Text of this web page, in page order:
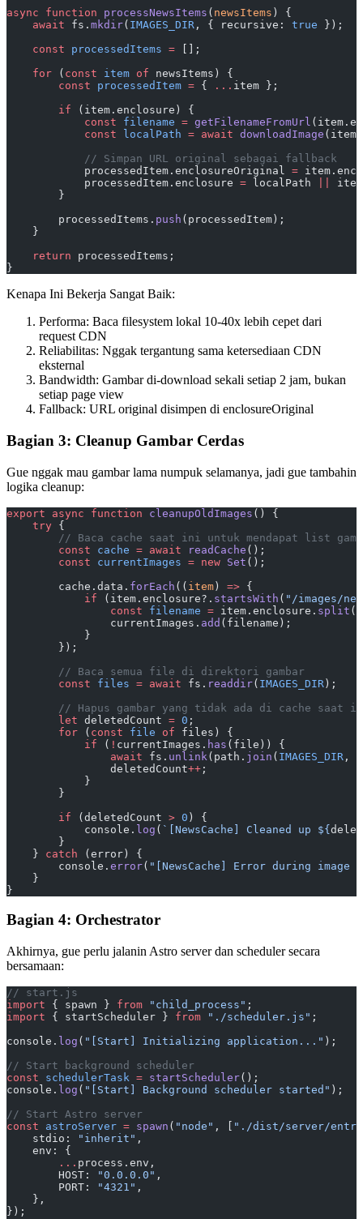
async function processNewsItems ( newsItems ) {
    await
fs. mkdir( IMAGES_DIR , { recursive: true });
    const
processedItems = [];
    for
( const item of newsItems) {
        const
processedItem = { ... item };
        if
(item.enclosure) {
            const
filename = getFilenameFromUrl
            const
localPath = await downloadImage
            // Simpan URL original sebagai fallback
            processedItem.enclosureOriginal
=
            processedItem.enclosure
= localPath
        }
        processedItems.
push (processedItem);
    }
    return
processedItems;
}
Kenapa Ini Bekerja Sangat Baik:
Performa: Baca filesystem lokal 10-40x lebih cepet dari
request CDN
Reliabilitas: Nggak tergantung sama ketersediaan CDN
eksternal
Bandwidth: Gambar di-download sekali setiap 2 jam, bukan
setiap page view
Fallback: URL original disimpen di enclosureOriginal
Bagian 3: Cleanup Gambar Cerdas
Gue nggak mau gambar lama numpuk selamanya, jadi gue tambahin
logika cleanup:
export async function cleanupOldImages () {
    try
{
// Baca cache saat ini untuk mendapat list
        const
cache = await readCache ();
        const
currentImages = new Set ();
        cache.data.
forEach (( item ) => {
            if
(item.enclosure?. startsWith ( "/images/
                const
filename = item.enclosure. split (
                currentImages.
add (filename);
            }
        });
        // Baca semua file di direktori gambar
        const
files = await fs. readdir( IMAGES_DIR );
// Hapus gambar yang tidak ada di cache saat
        let
deletedCount = 0 ;
        for
( const file of files) {
            if
( ! currentImages. has (file)) {
                await
fs. unlink (path. join ( IMAGES_DIR ,
                deletedCount
++ ;
            }
        }
        if
(deletedCount > 0 ) {
            console.
log ( `[NewsCache] Cleaned up ${
        }
    }
catch (error) {
        console.
error( "[NewsCache] Error during image
    }
}
Bagian 4: Orchestrator
Akhirnya, gue perlu jalanin Astro server dan scheduler secara
bersamaan:
// start.js
import { spawn } from "child_process" ;
import { startScheduler } from "./scheduler.js" ;
console. log ( "[Start] Initializing application..." );
// Start background scheduler
const schedulerTask = startScheduler();
console. log ( "[Start] Background scheduler started" );
// Start Astro server
const astroServer = spawn ( "node" , [
"./dist/server/
    stdio:
"inherit" ,
    env: {
        ...
process.env,
        HOST:
"0.0.0.0" ,
        PORT:
"4321" ,
    },
});